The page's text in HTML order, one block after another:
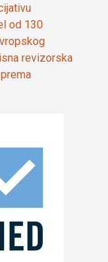
od 130
revizorska